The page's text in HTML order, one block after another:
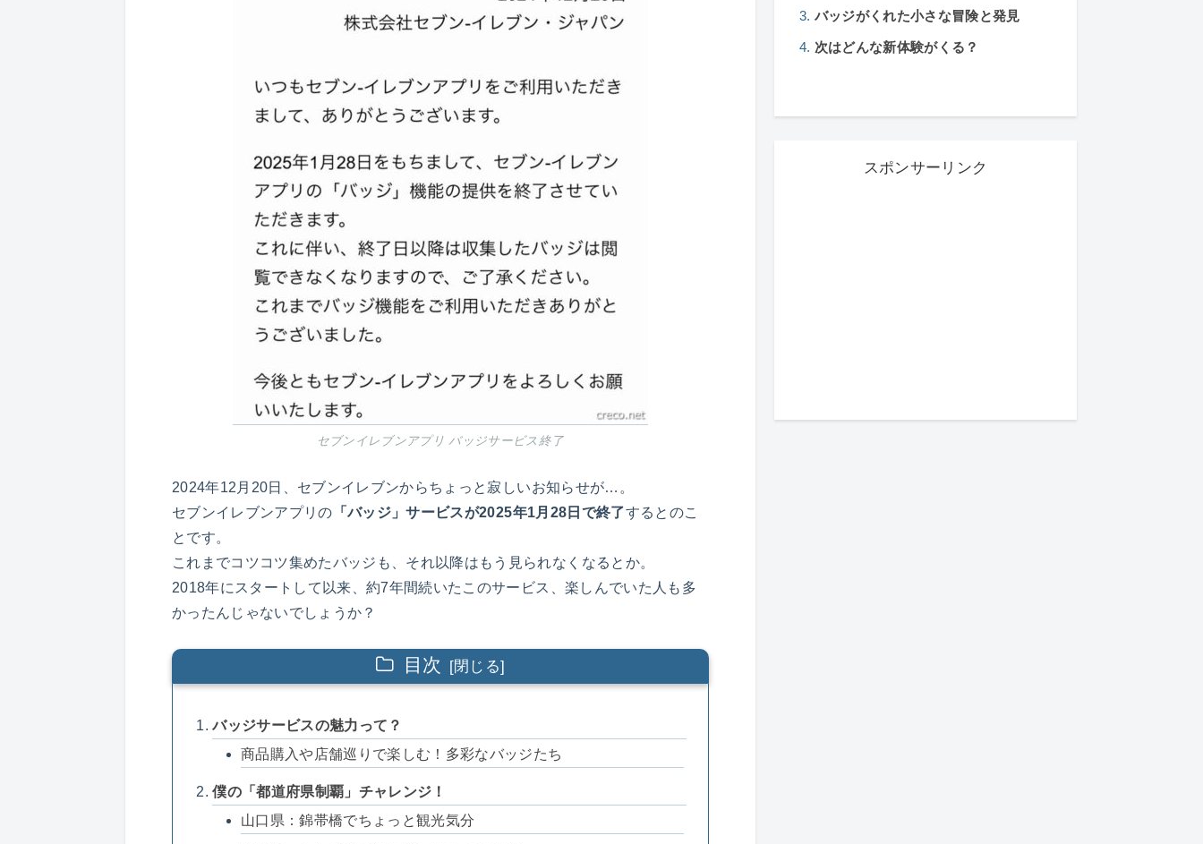
セブンイレブンアプリ バッジサービス終了
2024年12月20日、セブンイレブンからちょっと寂しいお知らせが…。
セブンイレブンアプリの 「バッジ」サービスが2025年1月28日で終了するとのこ
とです。
これまでコツコツ集めたバッジも、それ以降はもう見られなくなるとか。
2018年にスタートして以来、約7年間続いたこのサービス、楽しんでいた人も多
かったんじゃないでしょうか？
目次
バッジサービスの魅力って？
商品購入や店舗巡りで楽しむ！多彩なバッジたち
僕の「都道府県制覇」チャレンジ！
山口県：錦帯橋でちょっと観光気分
バッジがくれた小さな冒険と発見
次はどんな新体験がくる？
スポンサーリンク